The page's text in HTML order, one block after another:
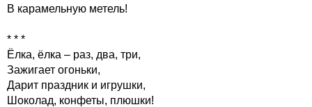
В карамельную метель!
* * *
Ёлка, ёлка – раз, два, три,
Зажигает огоньки,
Дарит праздник и игрушки,
Шоколад, конфеты, плюшки!